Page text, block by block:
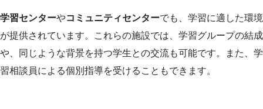
学習センターやコミュニティセンターでも、学習に適した環境
が提供されています。これらの施設では、学習グループの結成
や、同じような背景を持つ学生との交流も可能です。また、学
習相談員による個別指導を受けることもできます。